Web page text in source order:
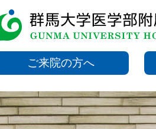
ご来院の方へ